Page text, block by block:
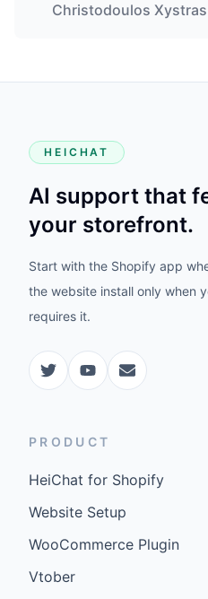
Christodoulos Xystras
HEICHAT
AI support that
your storefront.
Start with the Shopify app
the website install only when
requires it.
PRODUCT
HeiChat for Shopify
Website Setup
WooCommerce Plugin
Vtober